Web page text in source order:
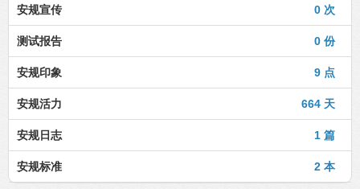
0 次
安规宣传
0 份
测试报告
9 点
安规印象
664 天
安规活力
1 篇
安规日志
2 本
安规标准